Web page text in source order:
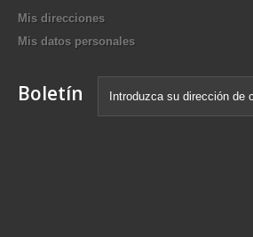
Mis direcciones
Mis datos personales
Boletín